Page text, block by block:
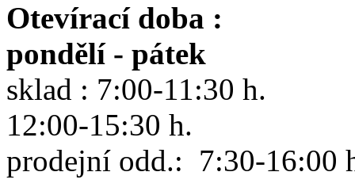
Otevírací doba :
pondělí - pátek
sklad : 7:00-11:30 h.
12:00-15:30 h.
prodejní odd.: 7:30-16:00